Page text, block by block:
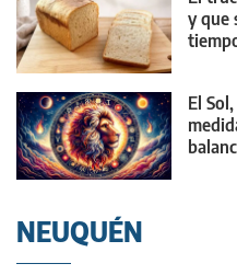
y que
El
NEUQUÉN